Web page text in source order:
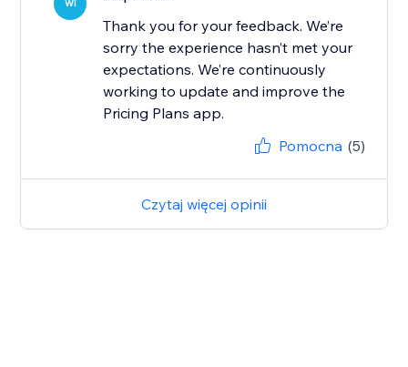
WI
Thank you for your feedback. We’re
sorry the experience hasn’t met your
expectations. We’re continuously
working to update and improve the
Pricing Plans app.
Pomocna (5)
Czytaj więcej opinii